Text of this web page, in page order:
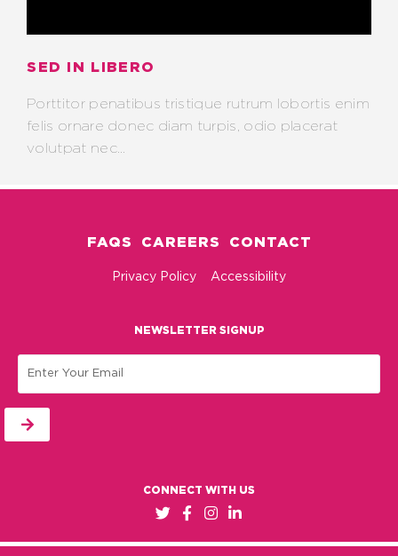
SED IN LIBERO
Porttitor penatibus tristique rutrum lobortis enim
felis ornare donec diam turpis, odio placerat
volutpat nec...
FAQS CAREERS CONTACT
Privacy Policy Accessibility
NEWSLETTER SIGNUP
CONNECT WITH US